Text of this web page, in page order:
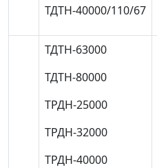
ТДТН-40000/110/67
ТДТН-63000
ТДТН-80000
ТРДН-25000
ТРДН-32000
ТРДН-40000